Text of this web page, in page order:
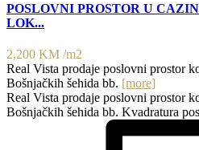
POSLOVNI PROSTOR U
LOK...
2,200 KM /m2
Real Vista prodaje poslovni prostor
Bošnjačkih šehida bb. [more]
Real Vista prodaje poslovni prostor
Bošnjačkih šehida bb. Kvadratura